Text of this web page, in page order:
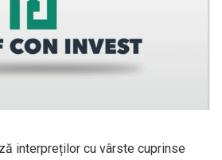
interpreților cu vârste cuprinse